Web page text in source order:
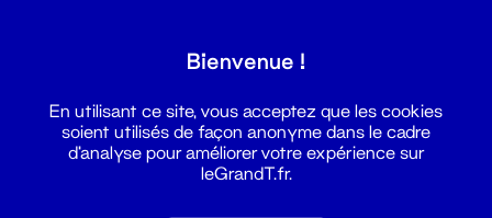
Bienvenue !
En utilisant ce site, vous acceptez que les cookies
soient utilisés de façon anonyme dans le cadre
d'analyse pour améliorer votre expérience sur
leGrandT.fr.